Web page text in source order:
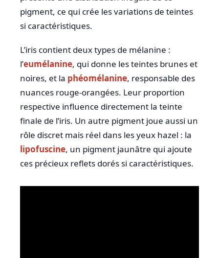
pigment, ce qui crée les variations de teintes
si caractéristiques.
L’iris contient deux types de mélanine :
l’eumélanine, qui donne les teintes brunes et
noires, et la phéomélanine, responsable des
nuances rouge-orangées. Leur proportion
respective influence directement la teinte
finale de l’iris. Un autre pigment joue aussi un
rôle discret mais réel dans les yeux hazel : la
lipofuscine, un pigment jaunâtre qui ajoute
ces précieux reflets dorés si caractéristiques.